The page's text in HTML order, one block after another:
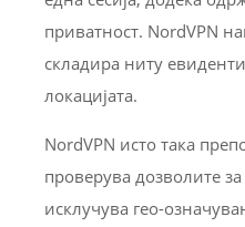
приватност. NordVPN
складира ниту
локацијата.
NordVPN исто така
проверува дозволите
исклучува гео-